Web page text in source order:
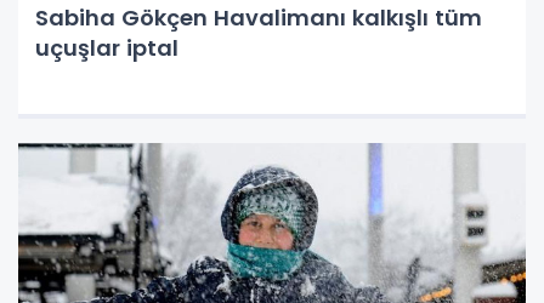
Sabiha Gökçen Havalimanı kalkışlı tüm
uçuşlar iptal